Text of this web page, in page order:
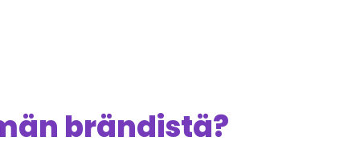
brändistä?